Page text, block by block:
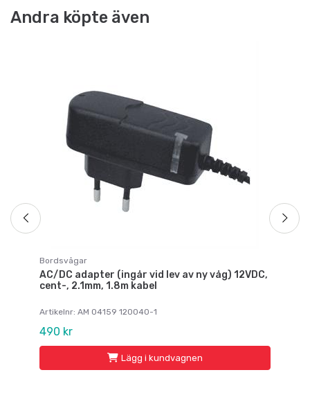
Andra köpte även
Bordsvågar
AC/DC adapter (ingår vid lev av ny våg) 12VDC,
cent-, 2.1mm, 1.8m kabel
Artikelnr: AM 04159 120040-1
490 kr
Lägg i kundvagnen